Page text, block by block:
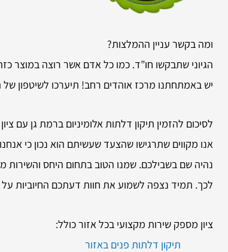
ומה בקשר עניין ההמלצות?
הגיוני שתבקשו חו”ד. כמו כל אדם אשר רוצה במוצר
יש באמתחתנו מרכז אוהדים רחב! תיערכו לשיטפון
לסיכום להזמין תיקון דלתות אלומיניום ברמת גן עם ציון
אנו מקווים שתרגישו שהצעד שעשיתם הוא נכון כי
נהיה שם בשבילכם. שמנו הטוב בתחום היחס והשירות
לכך. תמיד נצפה לשמוע את חוות דעתכם החיוביות
ציון מספק שירות מקצועי בכל אזור כולל:
תיקון דלתות פנים באזור